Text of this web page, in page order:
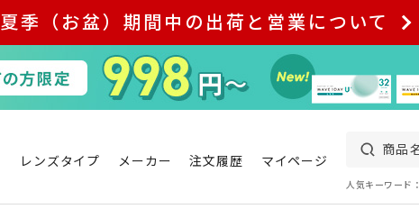
夏季（お盆）期間中の出荷と営業について
レンズタイプ メーカー 注文履歴 マイページ
人気キーワード：